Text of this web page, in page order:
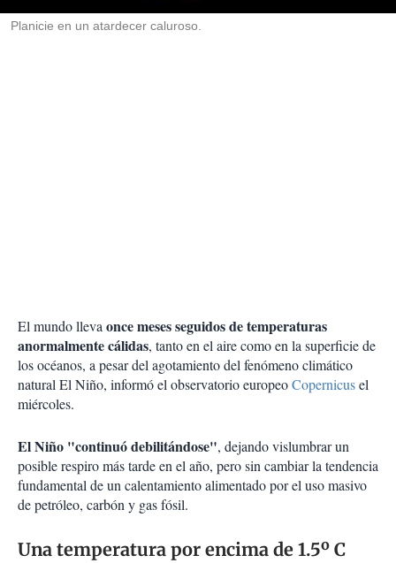
Planicie en un atardecer caluroso.
El mundo llevaonce meses seguidos de temperaturas
anormalmente cálidas, tanto en el aire como en la superficie de
los océanos, a pesar del agotamiento del fenómeno climático
natural El Niño, informó el observatorio europeoCopernicusel
miércoles.
El Niño "continuó debilitándose", dejando vislumbrar un
posible respiro más tarde en el año, pero sin cambiar la tendencia
fundamental de un calentamiento alimentado por el uso masivo
de petróleo, carbón y gas fósil.
Una temperatura por encima de 1.5º C